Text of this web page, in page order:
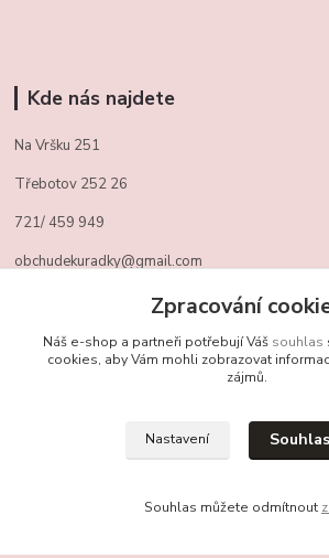
Kde nás najdete
Na Vršku 251
Třebotov 252 26
721/ 459 949
obchudekuradky@gmail.com
Kontakty
Zpracování
Náš e-shop a partneři potřebují Váš souhlas
cookies, aby Vám mohli zobrazovat
zájmů.
Nastavení
Souhlas můžete odmítnout